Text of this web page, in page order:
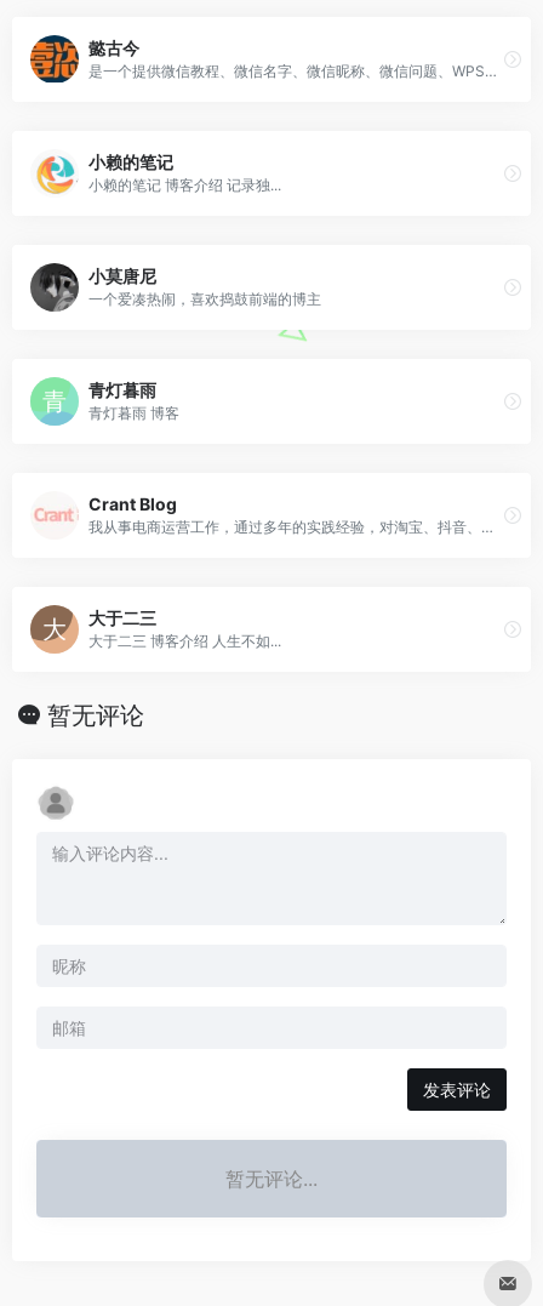
懿古今
是一个提供微信教程、微信名字、微信昵称、微信问题、WPS教程、蚂蚁庄园答案、蚂蚁新村答案、神奇海洋答案等知识的个人博客网站
小赖的笔记
小赖的笔记 博客介绍 记录独...
小莫唐尼
一个爱凑热闹，喜欢捣鼓前端的博主
青灯暮雨
青灯暮雨 博客
Crant Blog
我从事电商运营工作，通过多年的实践经验，对淘宝、抖音、快手、虎牙小店等平台的运营也有了解和实践。
大于二三
大于二三 博客介绍 人生不如...
暂无评论
发表评论
暂无评论...